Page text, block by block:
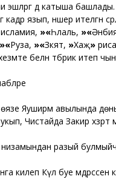
эшләргә дә катыша
язып, нәшер ителгән
, « Һәлаль
» , « Әнбия
»
« Руза
» , « Зәкят
» , «Хаҗ»
белән тәбрик итеп
өязе Яуширмә авылында
укып, Чистайда Закир хәзрәт
низамындан разый
килеп Күл буе мәдрәсәсенә